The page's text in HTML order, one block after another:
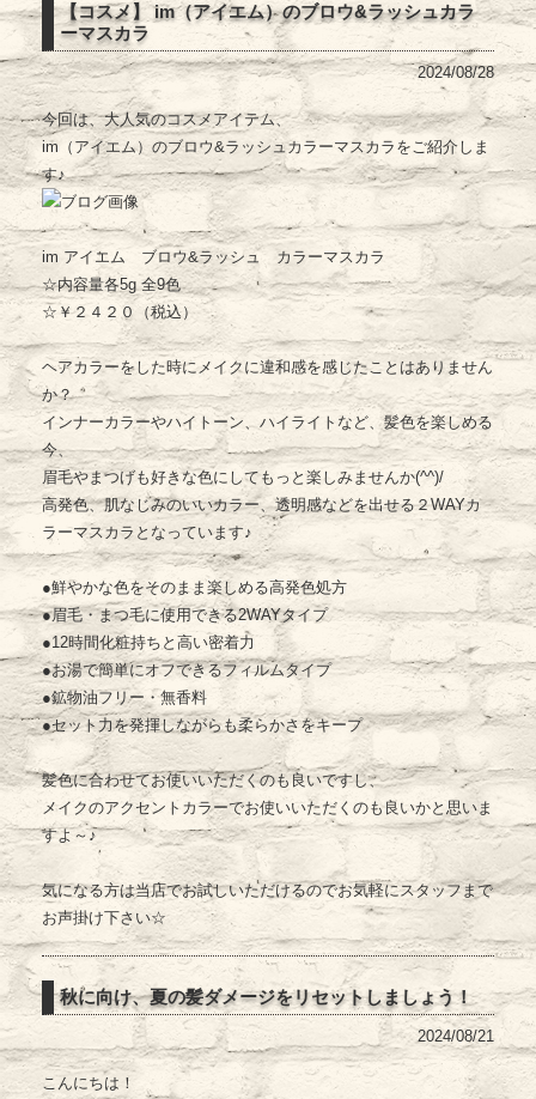
【コスメ】 im（アイエム）のブロウ&ラッシュカラ
ーマスカラ
2024/08/28
今回は、大人気のコスメアイテム、
im（アイエム）のブロウ&ラッシュカラーマスカラをご紹介しま
す♪
im アイエム ブロウ&ラッシュ カラーマスカラ
☆内容量各5g 全9色
☆￥２４２０（税込）
ヘアカラーをした時にメイクに違和感を感じたことはありません
か？
インナーカラーやハイトーン、ハイライトなど、髪色を楽しめる
今、
眉毛やまつげも好きな色にしてもっと楽しみませんか(^^)/
高発色、肌なじみのいいカラー、透明感などを出せる２WAYカ
ラーマスカラとなっています♪
●鮮やかな色をそのまま楽しめる高発色処方
●眉毛・まつ毛に使用できる2WAYタイプ
●12時間化粧持ちと高い密着力
●お湯で簡単にオフできるフィルムタイプ
●鉱物油フリー・無香料
●セット力を発揮しながらも柔らかさをキープ
髪色に合わせてお使いいただくのも良いですし、
メイクのアクセントカラーでお使いいただくのも良いかと思いま
すよ～♪
気になる方は当店でお試しいただけるのでお気軽にスタッフまで
お声掛け下さい☆
秋に向け、夏の髪ダメージをリセットしましょう！
2024/08/21
こんにちは！